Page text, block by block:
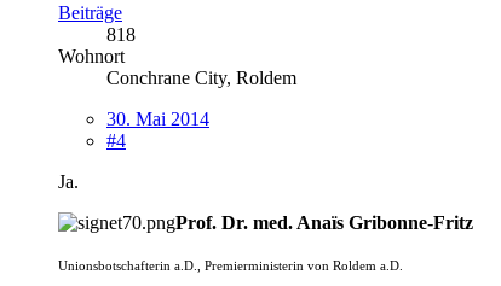
Beiträge
818
Wohnort
Conchrane City, Roldem
30. Mai 2014
#4
Ja.
Prof. Dr. med. Anaïs Gribonne-Fritz
Unionsbotschafterin a.D., Premierministerin von Roldem a.D.